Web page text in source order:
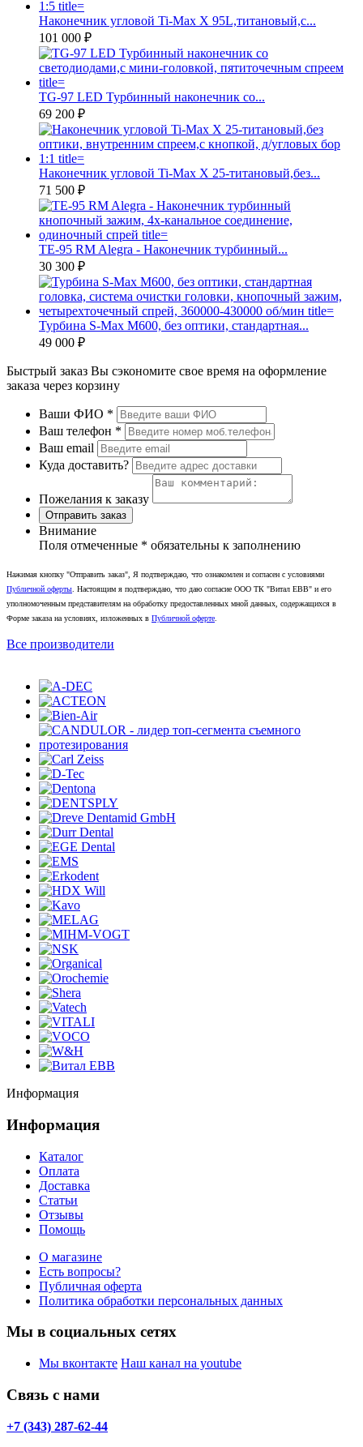
Наконечник угловой Ti-Max X 95L,титановый,с...
101 000 ₽
TG-97 LED Турбинный наконечник со...
69 200 ₽
Наконечник угловой Ti-Max X 25-титановый,без...
71 500 ₽
TE-95 RM Alegra - Наконечник турбинный...
30 300 ₽
Турбина S-Max M600, без оптики, стандартная...
49 000 ₽
Быстрый заказ Вы сэкономите свое время на оформление
заказа через корзину
Ваши ФИО *
Ваш телефон *
Ваш email
Куда доставить?
Пожелания к заказу
Отправить заказ
Внимание
Поля отмеченные * обязательны к заполнению
Нажимая кнопку "Отправить заказ", Я подтверждаю, что ознакомлен и согласен с условиями
Публичной оферты. Настоящим я подтверждаю, что даю согласие ООО ТК "Витал ЕВВ" и его
уполномоченным представителям на обработку предоставленных мной данных, содержащихся в
Форме заказа на условиях, изложенных в Публичной оферте.
Все производители
Информация
Информация
Каталог
Оплата
Доставка
Статьи
Отзывы
Помощь
О магазине
Есть вопросы?
Публичная оферта
Политика обработки персональных данных
Мы в социальных сетях
Мы вконтакте Наш канал на youtube
Связь с нами
+7 (343) 287-62-44